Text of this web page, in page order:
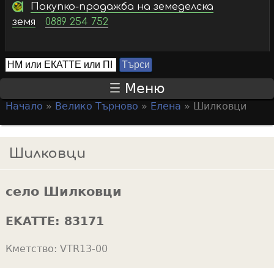
Покупко-продажба на земеделска
земя
0889 254 752
S
e
r
c
h
f
r
m
Т
ъ
с
и
Меню
o
u
r
e
e
Начало » Велико Търново » Елена » Шилковци
Шилковци
село Шилковци
EKATTE: 83171
Кметство: VTR13-00